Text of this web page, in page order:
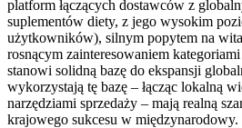
platform łączących dostawców z
suplementów diety, z jego wysokim
użytkowników), silnym popytem na
rosnącym zainteresowaniem
stanowi solidną bazę do ekspansji
wykorzystają tę bazę – łącząc lokalną
narzędziami sprzedaży – mają realną
krajowego sukcesu w międzynarodowy.